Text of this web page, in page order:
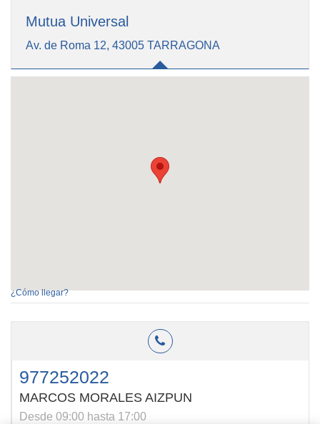
Mutua Universal
Av. de Roma 12, 43005 TARRAGONA
¿Cómo llegar?
977252022
MARCOS MORALES AIZPUN
Desde 09:00 hasta 17:00